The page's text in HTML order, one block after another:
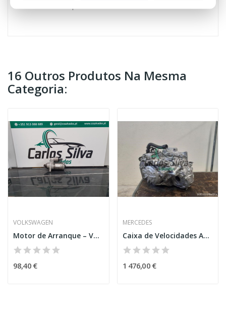
16 Outros Produtos Na Mesma
Categoria:
VOLKSWAGEN
Motor de Arranque – VOLKSWAGEN GOLF VII (5G1,...
98,40 €
MERCEDES
Caixa de Velocidades Automática – MERCEDES-BENZ...
1 476,00 €